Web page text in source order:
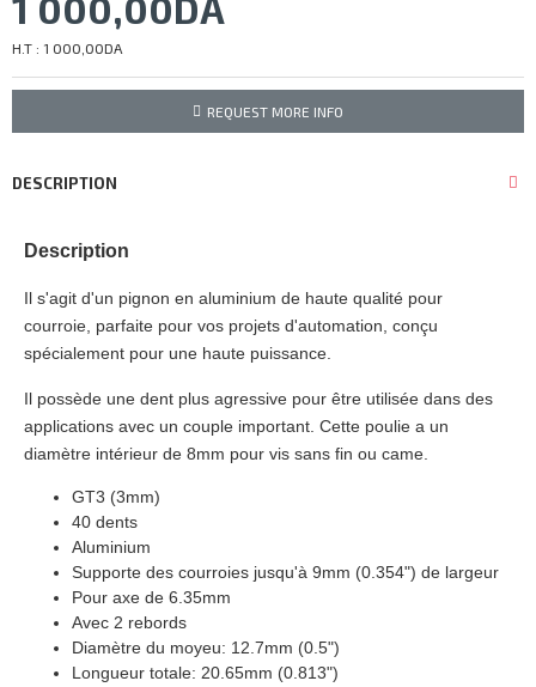
H.T : 1 000,00DA
REQUEST MORE INFO
DESCRIPTION
Description
Il s'agit d'un pignon en aluminium de haute qualité pour
courroie, parfaite pour vos projets d'automation, conçu
spécialement pour une haute puissance.
Il possède une dent plus agressive pour être utilisée dans des
applications avec un couple important. Cette poulie a un
diamètre intérieur de 8mm pour vis sans fin ou came.
GT3 (3mm)
40 dents
Aluminium
Supporte des courroies jusqu'à 9mm (0.354") de largeur
Pour axe de 6.35mm
Avec 2 rebords
Diamètre du moyeu: 12.7mm (0.5")
Longueur totale: 20.65mm (0.813")